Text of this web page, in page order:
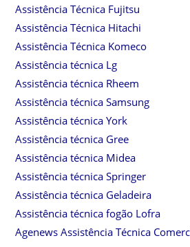
Assistência Técnica Fujitsu
Assistência Técnica Hitachi
Assistência Técnica Komeco
Assistência técnica Lg
Assistência técnica Rheem
Assistência técnica Samsung
Assistência técnica York
Assistência técnica Gree
Assistência técnica Midea
Assistência técnica Springer
Assistência técnica Geladeira
Assistência técnica fogão Lofra
Agenews Assistência Técnica